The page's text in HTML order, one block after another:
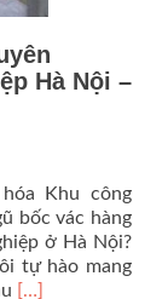
Hà Nội –
Khu công
bốc vác hàng
ở Hà Nội?
tự hào mang
Read
[…]